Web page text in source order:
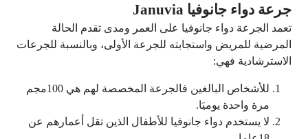
جرعة دواء جانوفيا Januvia
تعمد الجرعة دواء جانوفيا على العمر ومدى تقدم الحالة
المرضية للمريض واستجابته للجرعة الأولى، وبالنسبة للجرعات
الاسترشادية فهي:
للأشخاص البالغين فالجرعة المخصصة لهم هي 100مجم
مرة واحدة يوميَا.
لا يستخدم دواء جانوفيا للأطفال الذين تقل أعمارهم عن